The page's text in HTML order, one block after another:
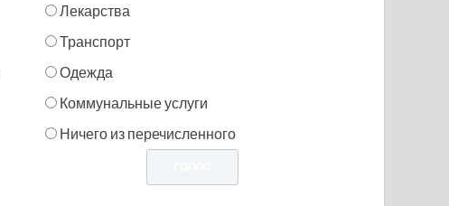
Лекарства
Транспорт
Одежда
Коммунальные услуги
Ничего из перечисленного